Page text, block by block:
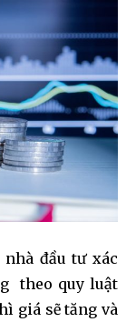
đầu tư xác
theo quy luật
giá sẽ tăng và